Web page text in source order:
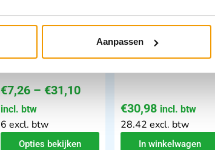
Aanpassen
Alcohol blaastesten
€7,26 – €31,10
incl. btw
6 excl. btw
Opties bekijken
Contour Next
Ds 50 stuk
€30,98 incl. btw
28.42 excl. btw
In winkelwagen